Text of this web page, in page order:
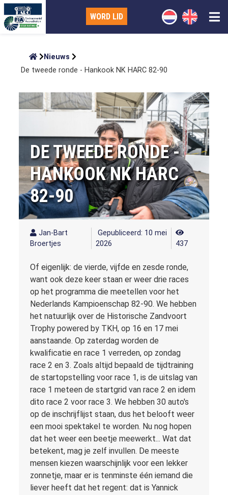
WORD LID
Nieuws
De tweede ronde - Hankook NK HARC 82-90
DE TWEEDE RONDE -
HANKOOK NK HARC
82-90
Jan-Bart
Broertjes
Gepubliceerd: 10 mei
2026
437
Of eigenlijk: de vierde, vijfde en zesde ronde,
want ook deze keer staan er weer drie races
op het programma die meetellen voor het
Nederlands Kampioenschap 82-90. We hebben
het natuurlijk over de Historische Zandvoort
Trophy powered by TKH, op 16 en 17 mei
aanstaande. Op zaterdag worden de
kwalificatie en race 1 verreden, op zondag
race 2 en 3. Zoals altijd bepaald de tijdtraining
de startopstelling voor race 1, is de uitslag van
race 1 meteen de startgrid van race 2 en idem
dito race 2 voor race 3. We hebben 30 auto's
op de inschrijflijst staan, dus het belooft weer
een mooi spektakel te worden. Nu nog hopen
dat het weer een beetje meewerkt... Wat dat
betekent, mag je zelf invullen. De meeste
mensen kiezen waarschijnlijk voor een lekker
zonnetje, maar er is tenminste één iemand die
liever heeft dat het regent: dat is Yannick